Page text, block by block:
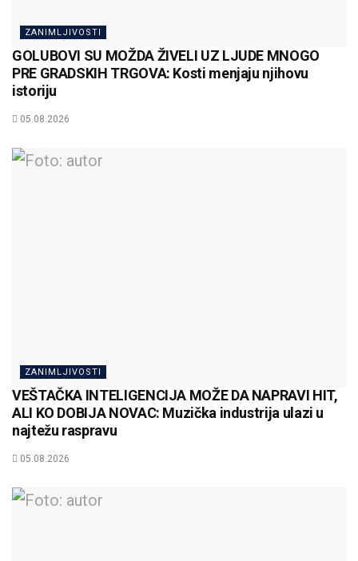
ZANIMLJIVOSTI
GOLUBOVI SU MOŽDA ŽIVELI UZ LJUDE MNOGO
PRE GRADSKIH TRGOVA: Kosti menjaju njihovu
istoriju
05.08.2026
ZANIMLJIVOSTI
VEŠTAČKA INTELIGENCIJA MOŽE DA NAPRAVI HIT,
ALI KO DOBIJA NOVAC: Muzička industrija ulazi u
najtežu raspravu
05.08.2026